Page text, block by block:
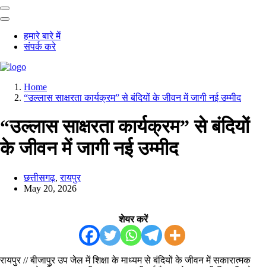
हमारे बारे में
संपर्क करे
Home
“उल्लास साक्षरता कार्यक्रम” से बंदियों के जीवन में जागी नई उम्मीद
“उल्लास साक्षरता कार्यक्रम” से बंदियों
के जीवन में जागी नई उम्मीद
छत्तीसगढ़,रायपुर
May 20, 2026
शेयर करें
रायपुर // बीजापुर उप जेल में शिक्षा के माध्यम से बंदियों के जीवन में सकारात्मक